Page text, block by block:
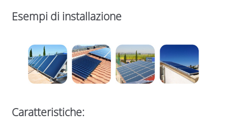
Esempi di installazione
Caratteristiche: